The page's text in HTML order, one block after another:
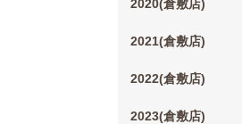
2020(倉敷店)
2021(倉敷店)
2022(倉敷店)
2023(倉敷店)